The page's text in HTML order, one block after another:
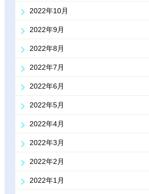
2022年10月
2022年9月
2022年8月
2022年7月
2022年6月
2022年5月
2022年4月
2022年3月
2022年2月
2022年1月